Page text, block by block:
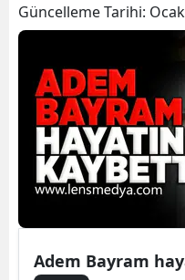
Güncelleme Tarihi:
Adem Bayram